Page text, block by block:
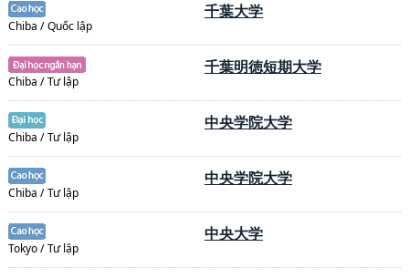
Chiba / Quốc lập
千葉大学
Chiba / Tư lập
千葉明徳短期大学
Chiba / Tư lập
中央学院大学
Chiba / Tư lập
中央学院大学
Tokyo / Tư lập
中央大学